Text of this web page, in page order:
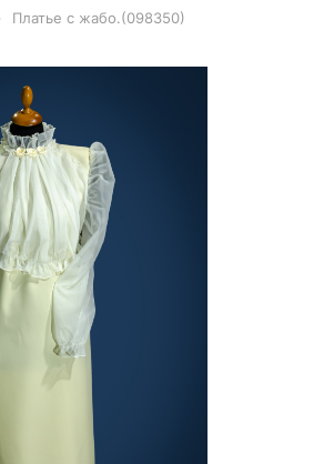
Платье с жабо.(098350)